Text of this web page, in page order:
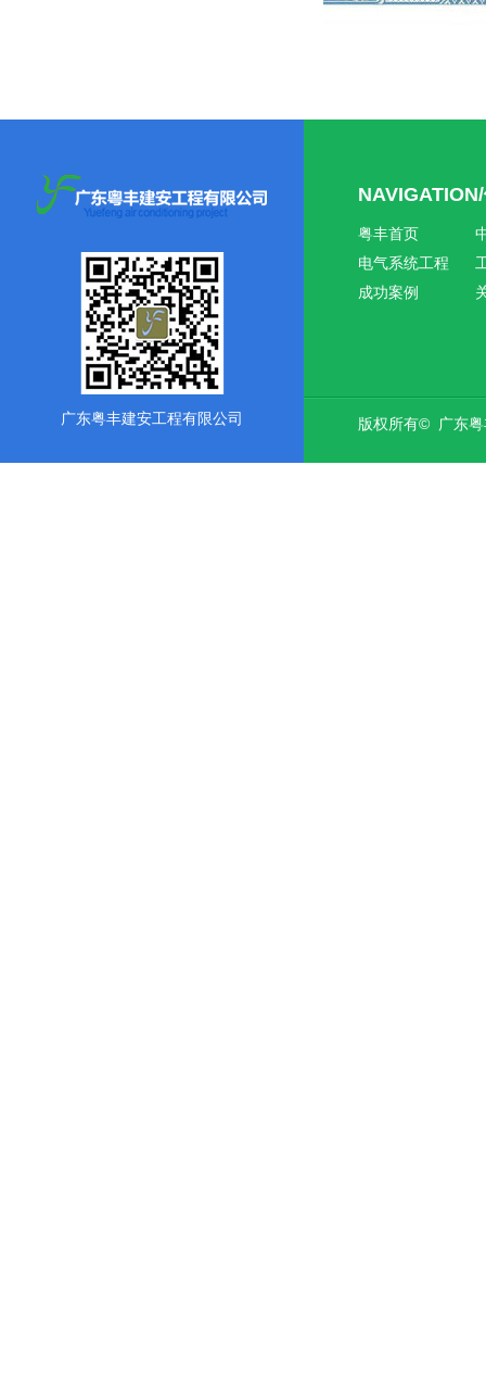
广东粤丰建安工程有限公司
粤丰首页
电气系统工程
成功案例
版权所有© 广东